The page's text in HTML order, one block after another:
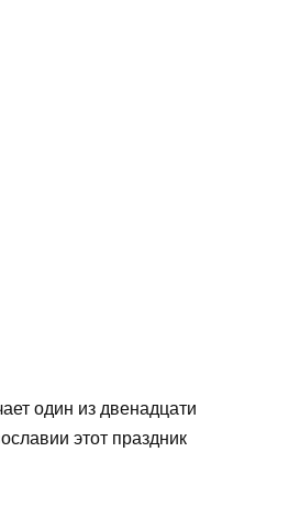
один из двенадцати
этот праздник